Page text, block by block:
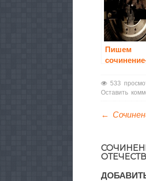
Пишем
533
Оставить
←